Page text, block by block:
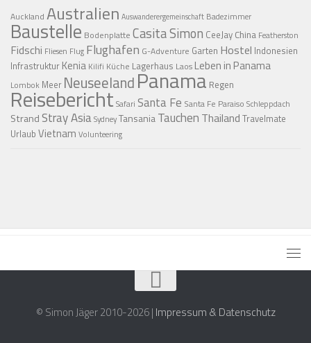
Auckland Australien Auswanderergemeinschaft Badezimmer
Baustelle Bodenplatte Casita Simon CeeJay China Featherston
Fidschi Fliesen Flug Flughafen G-Adventure Garten Hostel Indonesien
Infrastruktur Kenia Kilifi Küche Lagerhaus Laos Leben in Panama
Lombok Meer NeuseelandPanama Regen
Reisebericht Safari Santa Fe Santa Fe Paraiso Schleppdach
Strand Stray AsiaSydneyTansaniaTauchen Thailand Travelmate
Urlaub Vietnam Volunteering
© Simon Jäger 2010-2026 | Impressum & Datenschutz